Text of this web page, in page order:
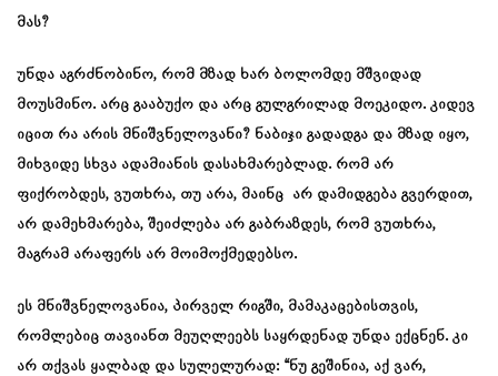
მას?
უნდა აგრძნობინო, რომ მზად ხარ ბოლომდე მშვიდად
მოუსმინო. არც გააბუქო და არც გულგრილად მოეკიდო. კიდევ
იცით რა არის მნიშვნელოვანი? ნაბიჯი გადადგა და მზად იყო,
მიხვიდე სხვა ადამიანის დასახმარებლად. რომ არ
ფიქრობდეს, ვუთხრა, თუ არა, მაინც არ დამიდგება გვერდით,
არ დამეხმარება, შეიძლება არ გაბრაზდეს, რომ ვუთხრა,
მაგრამ არაფერს არ მოიმოქმედებსო.
ეს მნიშვნელოვანია, პირველ რიგში, მამაკაცებისთვის,
რომლებიც თავიანთ მეუღლეებს საყრდენად უნდა ექცნენ. კი
არ თქვას ყალბად და სულელურად: “ნუ გეშინია, აქ ვარ,